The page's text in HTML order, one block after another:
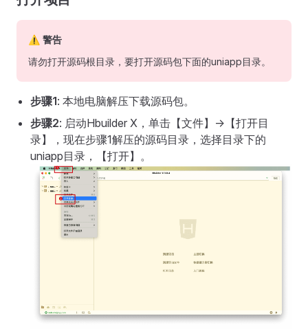
⚠ 警告
请勿打开源码根目录，要打开源码包下面的uniapp目录。
步骤1: 本地电脑解压下载源码包。
步骤2: 启动Hbuilder X，单击【文件】->【打开目
录】，现在步骤1解压的源码目录，选择目录下的
uniapp目录，【打开】。